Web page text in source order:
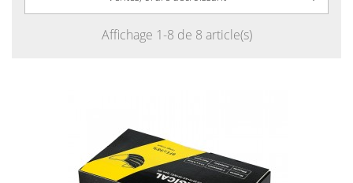
Affichage 1-8 de 8 article(s)